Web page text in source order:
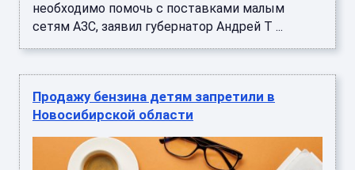
необходимо помочь с поставками малым
сетям АЗС, заявил губернатор Андрей Т ...
Продажу бензина детям запретили в
Новосибирской области